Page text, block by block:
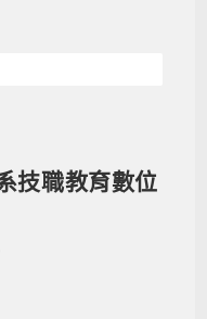
技職教育數位